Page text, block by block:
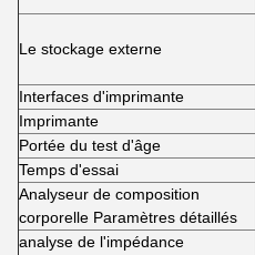
Le stockage externe
Interfaces d'imprimante
Imprimante
Portée du test d'âge
Temps d'essai
Analyseur de composition
corporelle Paramètres détaillés
analyse de l'impédance